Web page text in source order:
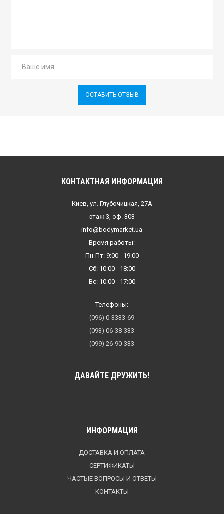
ОСТАВИТЬ ОТЗЫВ
КОНТАКТНАЯ ИНФОРМАЦИЯ
Киев, ул. Глубочицкая, 27А
этаж 3, оф. 303
info@bodymarket.ua
Время работы:
Пн-Пт: 9:00 - 19:00
Сб: 10:00 - 18:00
Вс: 10:00 - 17:00
Телефоны:
(096) 0-3333-69
(093) 06-38-333
(099) 26-90-333
ДАВАЙТЕ ДРУЖИТЬ!
ИНФОРМАЦИЯ
ДОСТАВКА И ОПЛАТА
СЕРТИФИКАТЫ
ЧАСТЫЕ ВОПРОСЫ И ОТВЕТЫ
КОНТАКТЫ